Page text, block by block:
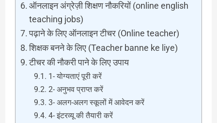
ऑनलाइन अंग्रेज़ी शिक्षण नौकरियों (online english
teaching jobs)
पढ़ाने के लिए ऑनलाइन टीचर (Online teacher)
शिक्षक बनने के लिए (Teacher banne ke liye)
टीचर की नौकरी पाने के लिए उपाय
1- योग्यताएं पूरी करें
2- अनुभव प्राप्त करें
3- अलग-अलग स्कूलों में आवेदन करें
4- इंटरव्यू की तैयारी करें